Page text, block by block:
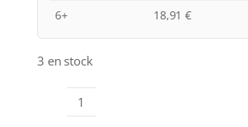
6+
18,91€
3 en stock
quantité